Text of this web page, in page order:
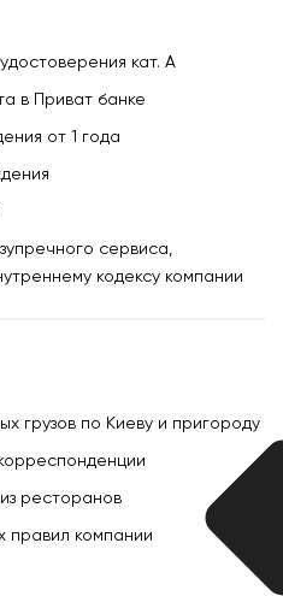
кат. А
в Приват банке
от 1 года
сервиса,
кодексу компании
грузов по Киеву и пригороду
ресторанов
правил компании